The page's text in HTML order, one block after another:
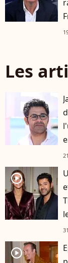
Les
player2
player2